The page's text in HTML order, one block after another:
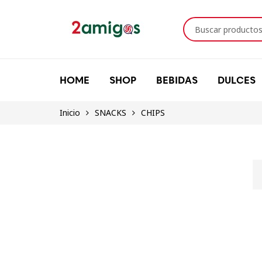
HOME SHOP BEBIDAS DULCES
Inicio SNACKS CHIPS